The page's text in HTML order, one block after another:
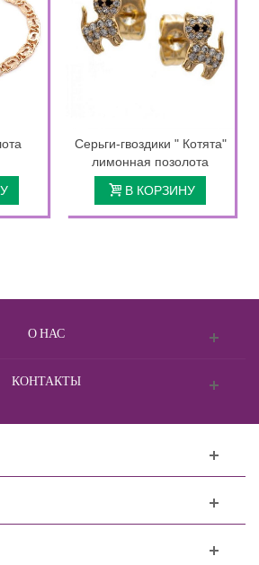
Серьги-гвоздики " Котята"
лимонная позолота
В КОРЗИНУ
О НАС
КОНТАКТЫ